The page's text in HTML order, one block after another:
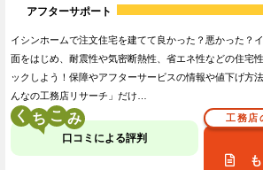
アフターサポート
イシンホームで注文住宅を建てて良かった？悪かった？
面をはじめ、耐震性や気密断熱性、省エネ性などの住宅
ックしよう！保障やアフターサービスの情報や値下げ方
んなの工務店リサーチ」だけ…
く こ
口コミによる評判
工務店